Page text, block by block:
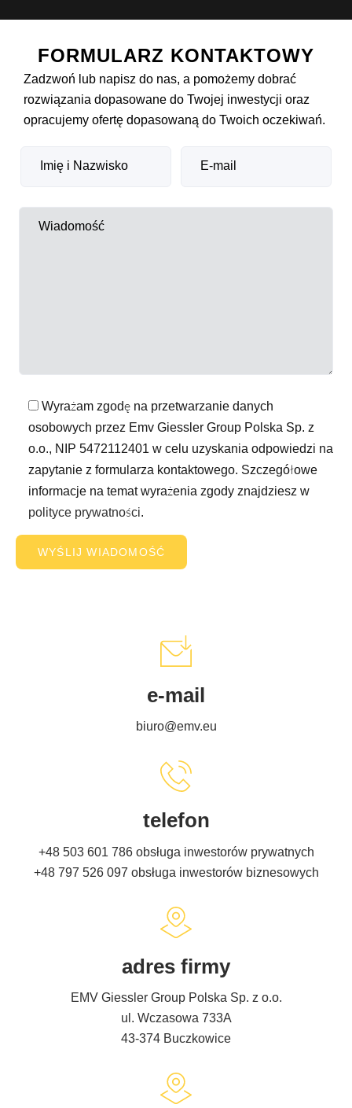
FORMULARZ KONTAKTOWY
Zadzwoń lub napisz do nas, a pomożemy dobrać
rozwiązania dopasowane do Twojej inwestycji oraz
opracujemy ofertę dopasowaną do Twoich oczekiwań.
Wyrażam zgodę na przetwarzanie danych
osobowych przez Emv Giessler Group Polska Sp. z
o.o., NIP 5472112401 w celu uzyskania odpowiedzi na
zapytanie z formularza kontaktowego. Szczegółowe
informacje na temat wyrażenia zgody znajdziesz w
polityce prywatności.
e-mail
biuro@emv.eu
telefon
+48 503 601 786 obsługa inwestorów prywatnych
+48 797 526 097 obsługa inwestorów biznesowych
adres firmy
EMV Giessler Group Polska Sp. z o.o.
ul. Wczasowa 733A
43-374 Buczkowice